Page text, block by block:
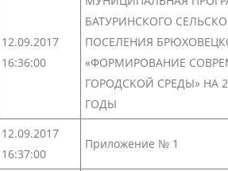
12.09.2017
16:36:00
БАТУРИНСКОГО
ПОСЕЛЕНИЯ
«ФОРМИРОВАНИЕ
ГОРОДСКОЙ СРЕДЫ» НА
ГОДЫ
12.09.2017
16:37:00
Приложение № 1